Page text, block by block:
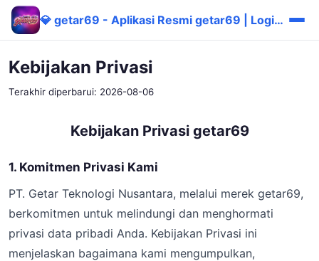
💎 getar69 - Aplikasi Resmi getar69 | Login & Download Mudah
Kebijakan Privasi
Terakhir diperbarui: 2026-08-06
Kebijakan Privasi getar69
1. Komitmen Privasi Kami
PT. Getar Teknologi Nusantara, melalui merek getar69,
berkomitmen untuk melindungi dan menghormati
privasi data pribadi Anda. Kebijakan Privasi ini
menjelaskan bagaimana kami mengumpulkan,